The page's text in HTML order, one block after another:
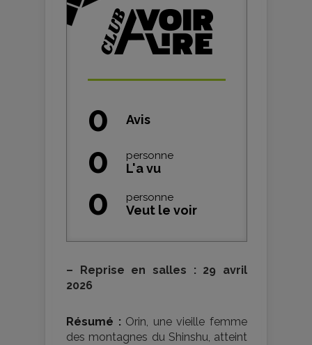
0 Avis
0 personne
L'a vu
0 personne
Veut le voir
– Reprise en salles : 29 avril
2026
Résumé : Orin, une vieille femme
des montagnes du Shinshu, atteint